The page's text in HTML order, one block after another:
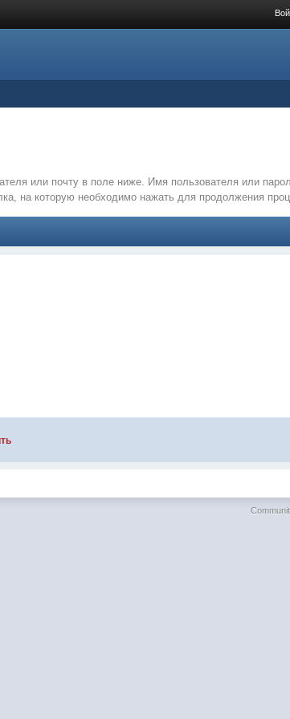
или почту в поле ниже. Имя пользователя или
на которую необходимо нажать для продолжения